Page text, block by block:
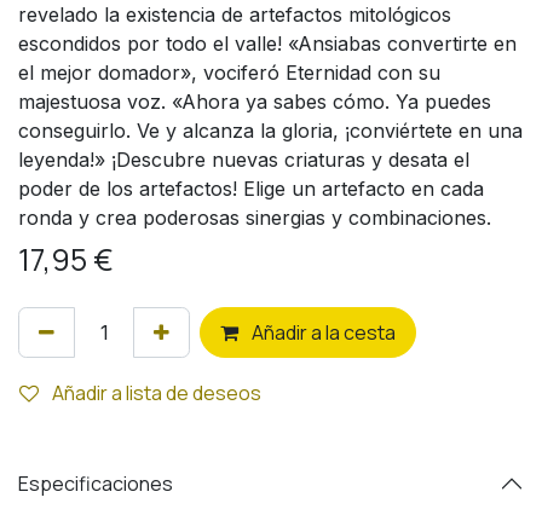
revelado la existencia de artefactos mitológicos
escondidos por todo el valle! «Ansiabas convertirte en
el mejor domador», vociferó Eternidad con su
majestuosa voz. «Ahora ya sabes cómo. Ya puedes
conseguirlo. Ve y alcanza la gloria, ¡conviértete en una
leyenda!» ¡Descubre nuevas criaturas y desata el
poder de los artefactos! Elige un artefacto en cada
ronda y crea poderosas sinergias y combinaciones.
17,95 €
Añadir a la cesta
Añadir a lista de deseos
Especificaciones